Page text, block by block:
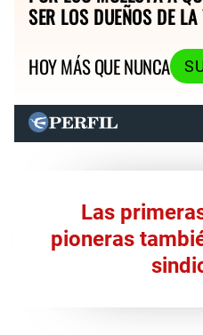
SER LOS DUEÑOS DE
HOY MÁS QUE NUNCA
Las
pioneras